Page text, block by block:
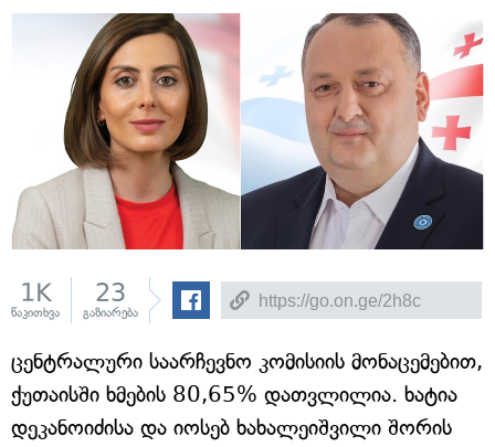
1K
წაკითხვა
23
გაზიარება
ცენტრალური საარჩევნო კომისიის მონაცემებით,
ქუთაისში ხმების 80,65% დათვლილია. ხატია
დეკანოიძისა და იოსებ ხახალეიშვილი შორის